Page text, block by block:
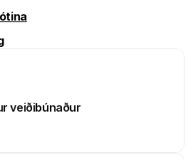
veiðibúnaður